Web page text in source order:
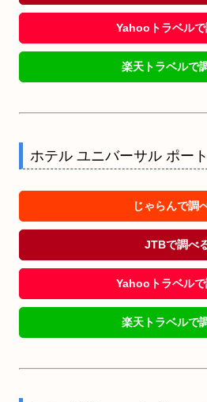
Yahooトラベルで
楽天トラベルで
ホテル ユニバーサル ポー
じゃらんで調
JTBで調べ
Yahooトラベルで
楽天トラベルで